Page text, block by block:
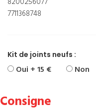
7711368748
Kit de joints neufs :
Oui + 15 € Non
Consigne